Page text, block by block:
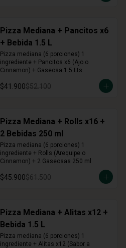
Pizza Mediana + Pancitos x6
+ Bebida 1.5 L
Pizza mediana (6 porciones) 1
ingrediente + Pancitos x6 (Ajo o
Cinnamon) + Gaseosa 1.5 Lts
$41.900$52.100
Pizza Mediana + Rolls x16 +
2 Bebidas 250 ml
Pizza mediana (6 porciones) 1
ingrediente + Rolls (Arequipe o
Cinnamon) + 2 Gaseosas 250 ml
$45.900$61.500
Pizza Mediana + Alitas x12 +
Bebida 1.5 L
Pizza mediana (6 porciones) 1
ingrediente + Alitas x12 (Sabor a